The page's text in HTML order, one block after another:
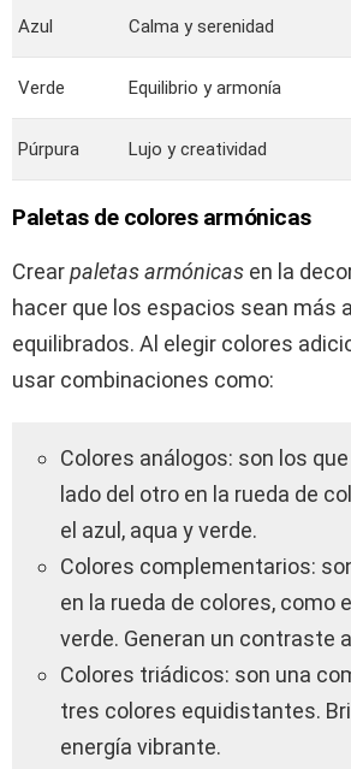
Azul Calma y serenidad
Verde Equilibrio y armonía
Púrpura Lujo y creatividad
Paletas de colores armónicas
Crearpaletas armónicas en la
hacer que los espacios sean más
equilibrados. Al elegir colores
usar combinaciones como:
Colores análogos: son los
lado del otro en la rueda de
el azul, aqua y verde.
Colores complementarios:
en la rueda de colores, como
verde. Generan un contraste
Colores triádicos: son una
tres colores equidistantes.
energía vibrante.